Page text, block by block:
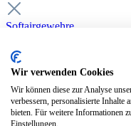
Softairgewehre
Deluxe Custom Guns ab 18
Softair elektrisch ab 18
Softair elektrisch ab 14
Softair gasbetrieben ab 18
Softair HPA Luftdruck ab
Historische Softairwaffen
Wir verwenden Cookies
Wir können diese zur Analyse
verbessern, personalisierte Inhalte
bieten. Für weitere Informationen
Einstellungen.